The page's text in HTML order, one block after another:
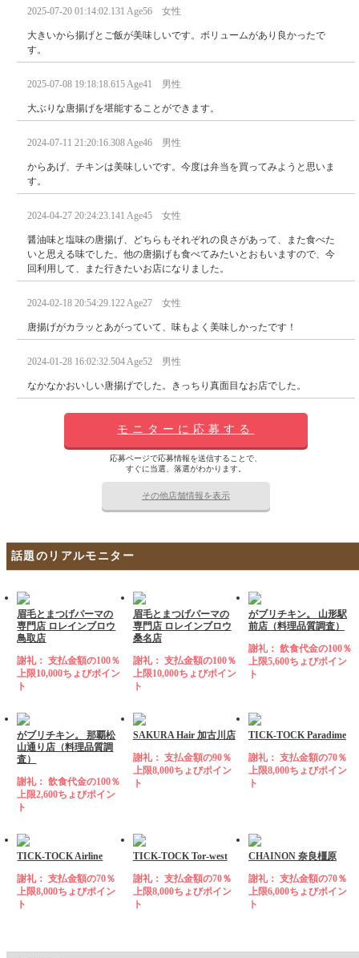
2025-07-20 01:14:02.131 Age56 女性
大きいから揚げとご飯が美味しいです。ボリュームがあり良かったで
す。
2025-07-08 19:18:18.615 Age41 男性
大ぶりな唐揚げを堪能することができます。
2024-07-11 21:20:16.308 Age46 男性
からあげ、チキンは美味しいです。今度は弁当を買ってみようと思いま
す。
2024-04-27 20:24:23.141 Age45 女性
醤油味と塩味の唐揚げ、どちらもそれぞれの良さがあって、また食べた
いと思える味でした。他の唐揚げも食べてみたいとおもいますので、今
回利用して、また行きたいお店になりました。
2024-02-18 20:54:29.122 Age27 女性
唐揚げがカラッとあがっていて、味もよく美味しかったです！
2024-01-28 16:02:32.504 Age52 男性
なかなかおいしい唐揚げでした。きっちり真面目なお店でした。
モニターに応募する
応募ページで応募情報を送信することで、
すぐに当選、落選がわかります。
その他店舗情報を表示
話題のリアルモニター
眉毛とまつげパーマの
専門店 ロレインブロウ
鳥取店
謝礼： 支払金額の100％
上限10,000ちょびポイン
ト
眉毛とまつげパーマの
専門店 ロレインブロウ
桑名店
謝礼： 支払金額の100％
上限10,000ちょびポイン
ト
がブリチキン。 山形駅
前店（料理品質調査）
謝礼： 飲食代金の100％
上限5,600ちょびポイン
ト
がブリチキン。 那覇松
山通り店（料理品質調
査）
謝礼： 飲食代金の100％
上限2,600ちょびポイン
ト
SAKURA Hair 加古川店
謝礼： 支払金額の90％
上限8,000ちょびポイン
ト
TICK-TOCK Paradime
謝礼： 支払金額の70％
上限8,000ちょびポイン
ト
TICK-TOCK Airline
謝礼： 支払金額の70％
上限8,000ちょびポイン
ト
TICK-TOCK Tor-west
謝礼： 支払金額の70％
上限8,000ちょびポイン
ト
CHAINON 奈良橿原
謝礼： 支払金額の70％
上限6,000ちょびポイン
ト